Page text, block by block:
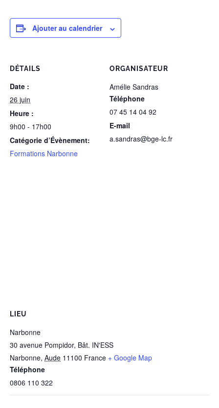
Ajouter au calendrier
DÉTAILS
Date :
26 juin
Heure :
9h00 - 17h00
Catégorie d’Évènement:
Formations Narbonne
ORGANISATEUR
Amélie Sandras
Téléphone
07 45 14 04 92
E-mail
a.sandras@bge-lc.fr
LIEU
Narbonne
30 avenue Pompidor, Bât. IN'ESS
Narbonne, Aude 11100 France + Google Map
Téléphone
0806 110 322